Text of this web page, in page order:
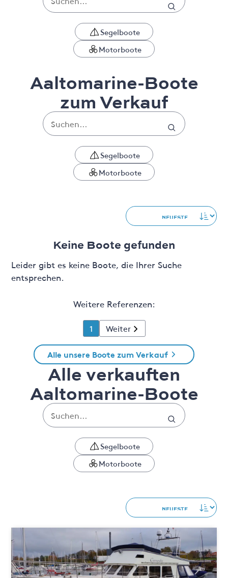
Segelboote
Motorboote
Aaltomarine-Boote
zum Verkauf
Segelboote
Motorboote
Keine Boote gefunden
Leider gibt es keine Boote, die Ihrer Suche
entsprechen.
Weitere Referenzen:
1 Weiter
Alle unsere Boote zum Verkauf
Alle verkauften
Aaltomarine-Boote
Segelboote
Motorboote